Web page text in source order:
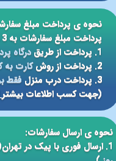
نحوه ی پرداخت مبلغ
پرداخت مبلغ سفارشات به 3 روش امکان پذیر است
1. پرداخت از طریق
درگاه
2. پرداخت از روش
کارت به
3. پرداخت درب منزل
فقط
(جهت کسب اطلاعات بیشتر
نحوه ی ارسال سفارشات:
1. ارسال فوری با پیک در تهران(